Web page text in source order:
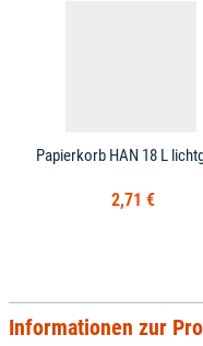
Papierkorb HAN 18 L
2,71 €
Informationen zur